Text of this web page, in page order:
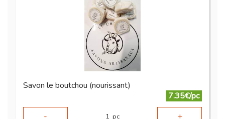
Savon le boutchou (nourissant)
7.35€/pc
-
1 pc +